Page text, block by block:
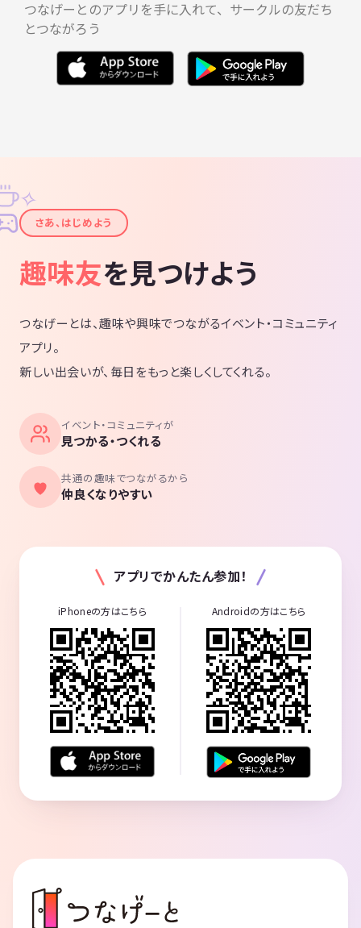
・活動したいけど1人ではどうしたらいいかわからない
という方で、社会一般的な礼儀やマナーがあり、真面目に音楽に取り組
める方であれば嬉しいです。
少しでも興味を持って頂けたのであれば一度お気軽にご連絡ください！
杉岡
つなげーとのアプリを手に入れて、サークルの友だち
とつながろう
✦
✧
さあ、はじめよう
趣味友を見つけよう
つなげーとは、趣味や興味でつながるイベント・コミュニティ
アプリ。
新しい出会いが、毎日をもっと楽しくしてくれる。
イベント・コミュニティが
見つかる・つくれる
共通の趣味でつながるから
仲良くなりやすい
アプリでかんたん参加！
iPhoneの方はこちら Androidの方はこちら